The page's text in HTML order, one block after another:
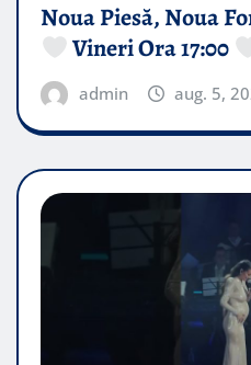
Noua Piesă, Noua
Vineri Ora 17:00
admin aug. 5,